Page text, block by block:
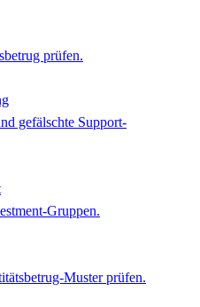
prüfen.
gefälschte Support-
Gruppen.
Muster prüfen.